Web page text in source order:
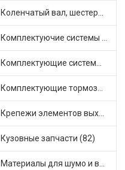
Коленчатый вал, шестерни коленчатого вала (9)
Комплектуючие системы стеклоочистителя (9)
Комплектующие системы отопления (25)
Комплектующие тормозной системы (22)
Крепежи элементов выхлопной системы (5)
Кузовные запчасти (82)
Материалы для шумо и виброизоляции (1)